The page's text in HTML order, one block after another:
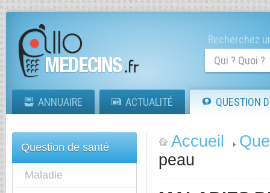
Recherchez
ANNUAIRE ACTUALITÉ QUESTION
Question de santé
Maladie
Accueil
peau